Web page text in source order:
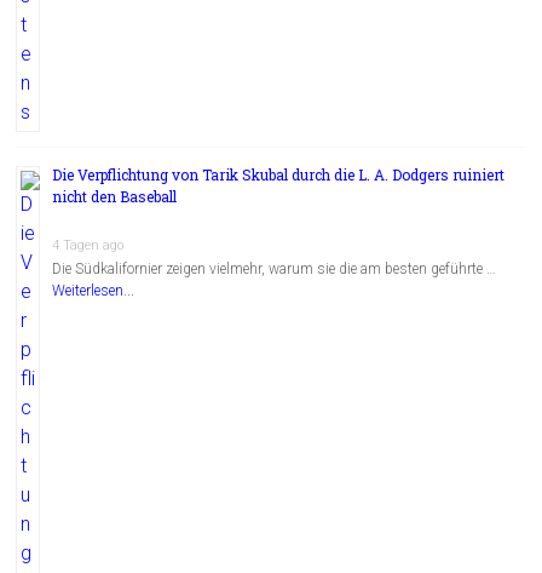
Die Verpflichtung von Tarik Skubal durch die L. A. Dodgers ruiniert
nicht den Baseball
4 Tagen ago
Die Südkalifornier zeigen vielmehr, warum sie die am besten geführte …
Weiterlesen...